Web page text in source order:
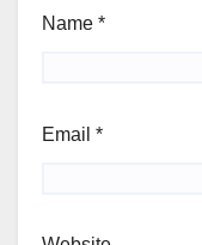
Name *
Email *